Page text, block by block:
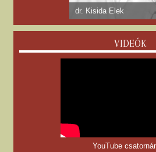
dr. Kisida Elek
VIDEÓK
YouTube